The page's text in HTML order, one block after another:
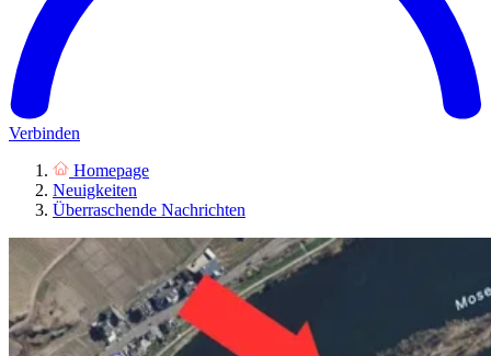
Verbinden
Homepage
Neuigkeiten
Überraschende Nachrichten